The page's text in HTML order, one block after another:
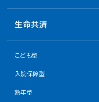
生命共済
こども型
入院保障型
熟年型